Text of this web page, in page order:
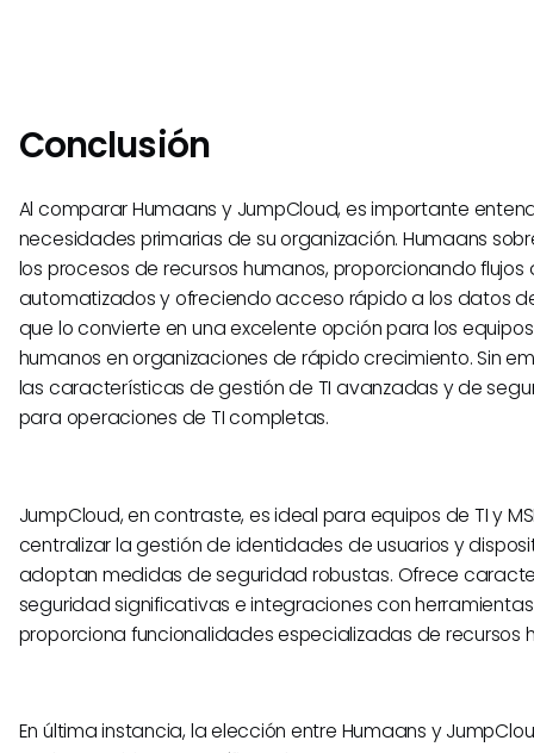
Conclusión
Al comparar Humaans y JumpCloud, es importante
necesidades primarias de su organización. Humaans
los procesos de recursos humanos, proporcionando
automatizados y ofreciendo acceso rápido a los datos
que lo convierte en una excelente opción para los
humanos en organizaciones de rápido crecimiento. Sin
las características de gestión de TI avanzadas y de
para operaciones de TI completas.
JumpCloud, en contraste, es ideal para equipos de TI y
centralizar la gestión de identidades de usuarios y
adoptan medidas de seguridad robustas. Ofrece
seguridad significativas e integraciones con herramientas
proporciona funcionalidades especializadas de recursos
En última instancia, la elección entre Humaans y